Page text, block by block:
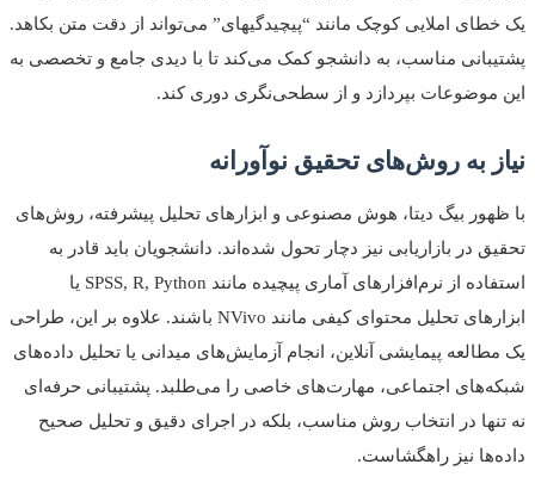
املایی کوچک مانند “پیچیدگیهای” می‌تواند از دقت متن بکاهد.
مناسب، به دانشجو کمک می‌کند تا با دیدی جامع و تخصصی به
موضوعات بپردازد و از سطحی‌نگری دوری کند.
به روش‌های تحقیق نوآورانه
بیگ دیتا، هوش مصنوعی و ابزارهای تحلیل پیشرفته، روش‌های
در بازاریابی نیز دچار تحول شده‌اند. دانشجویان باید قادر به
استفاده از نرم‌افزارهای آماری پیچیده مانند SPSS, R, Python یا
ابزارهای تحلیل محتوای کیفی مانند NVivo باشند. علاوه بر این، طراحی
پیمایشی آنلاین، انجام آزمایش‌های میدانی یا تحلیل داده‌های
اجتماعی، مهارت‌های خاصی را می‌طلبد. پشتیبانی حرفه‌ای
در انتخاب روش مناسب، بلکه در اجرای دقیق و تحلیل صحیح
نیز راهگشاست.